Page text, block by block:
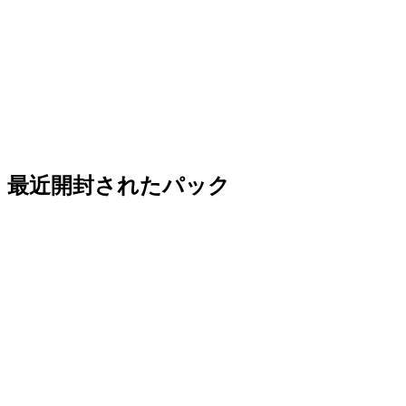
最近開封されたパック